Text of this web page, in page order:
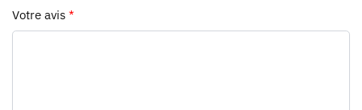
Votre avis *